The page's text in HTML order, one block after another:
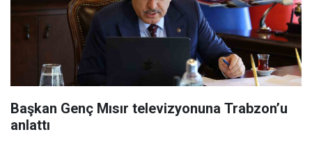
Başkan Genç Mısır televizyonuna Trabzon’u
anlattı